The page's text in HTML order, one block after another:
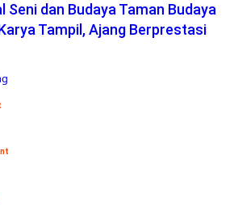
Seni dan Budaya Taman Budaya
Tampil, Ajang Berprestasi